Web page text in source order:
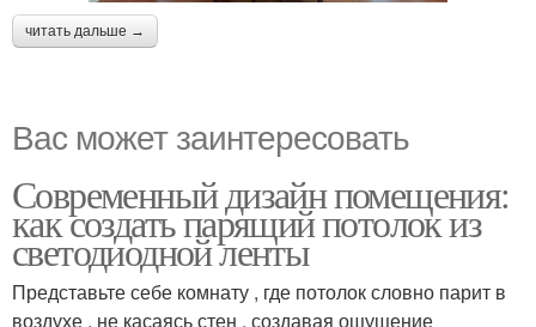
читать дальше →
Вас может заинтересовать
Современный дизайн помещения:
как создать парящий потолок из
светодиодной ленты
Представьте себе комнату , где потолок словно парит в
воздухе , не касаясь стен , создавая ощущение